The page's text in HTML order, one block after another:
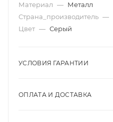
Материал — Металл
Страна_производитель —
Цвет — Серый
УСЛОВИЯ ГАРАНТИИ
ОПЛАТА И ДОСТАВКА